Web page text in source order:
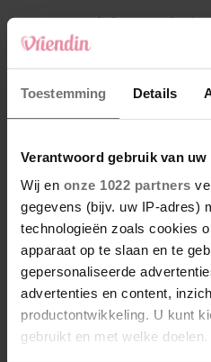
Toestemming Details
Verantwoord gebruik van uw
Wij en onze 1022 partners
gegevens (bijv. uw IP-adres)
technologieën zoals cookies
apparaat op te slaan en te
gepersonaliseerde
advertenties en content,
productontwikkeling. U kunt
gebruikt en met welke doelen.
4 Makelaar Mandy:
Een foto. Mijn lijf
5 Makelaar Mandy:
Hij sprak eng kalm’